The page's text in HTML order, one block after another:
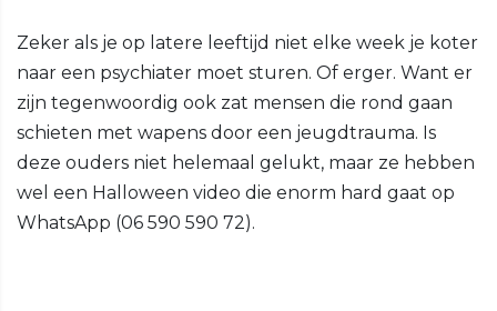
Zeker als je op latere leeftijd niet elke week je koter
naar een psychiater moet sturen. Of erger. Want er
zijn tegenwoordig ook zat mensen die rond gaan
schieten met wapens door een jeugdtrauma. Is
deze ouders niet helemaal gelukt, maar ze hebben
wel een Halloween video die enorm hard gaat op
WhatsApp (06 590 590 72).